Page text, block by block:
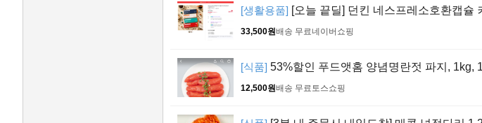
[생활용품] [오늘 끝딜] 던킨 네스프레소호환캡슐
33,500원배송 무료네이버쇼핑
[식품] 53%할인 푸드앳홈 양념명란젓 파지, 1kg,
12,500원배송 무료 토스쇼핑